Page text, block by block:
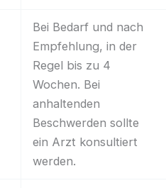
Bei Bedarf und nach
Empfehlung, in der
Regel bis zu 4
Wochen. Bei
anhaltenden
Beschwerden sollte
ein Arzt konsultiert
werden.